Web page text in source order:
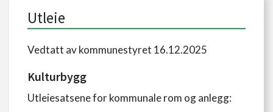
Utleie
Vedtatt av kommunestyret 16.12.2025
Kulturbygg
Utleiesatsene for kommunale rom og anlegg: